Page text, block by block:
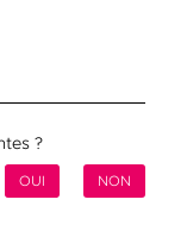
?
NON
OUI